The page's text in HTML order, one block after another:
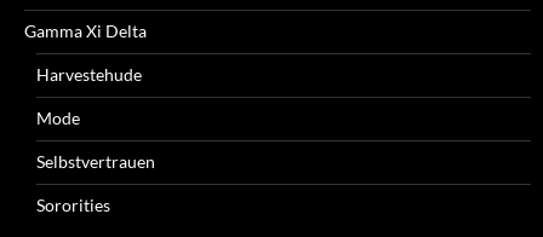
Gamma Xi Delta
Harvestehude
Mode
Selbstvertrauen
Sororities